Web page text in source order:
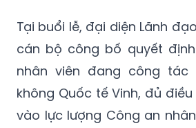
Tại buổi lễ, đại diện Lãnh
cán bộ công bố quyết
nhân viên đang công tác
không Quốc tế Vinh, đủ
vào lực lượng Công an